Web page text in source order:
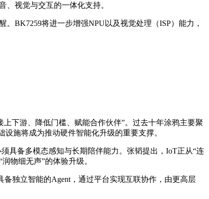
视觉与交互的一体化支持。
BK7259将进一步增强NPU以及视觉处理（ISP）能力，
下游、降低门槛、赋能合作伙伴”。过去十年涂鸦主要聚
施将成为推动硬件智能化升级的重要支撑。
具备多模态感知与长期陪伴能力。张韬提出，IoT正从“连
物细无声”的体验升级。
独立智能的Agent，通过平台实现互联协作，由更高层